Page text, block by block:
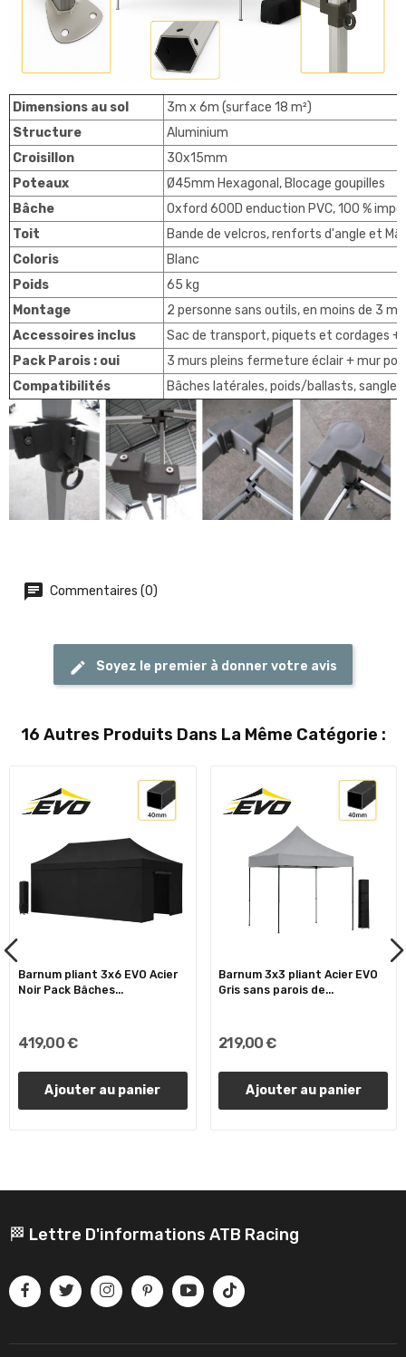
Dimensions au sol
3m x 6m (surface 18 m²)
Structure
Aluminium
Croisillon
30x15mm
Poteaux
Ø45mm Hexagonal, Blocage goupilles
Bâche
Oxford 600D enduction PVC, 100 %
Toit
Bande de velcros, renforts d'angle et
Coloris
Blanc
Poids
65 kg
Montage
2 personne sans outils, en moins de 3
Accessoires inclus
Sac de transport, piquets et cordages +
Pack Parois : oui
3 murs pleins fermeture éclair + mur
Compatibilités
Bâches latérales, poids/ballasts,
Commentaires (0)
Soyez le premier à donner votre avis
16 Autres Produits Dans La Même Catégorie :
Barnum pliant 3x6 EVO Acier
Noir Pack Bâches...
419,00 €
Ajouter au panier
Barnum 3x3 pliant Acier EVO
Gris sans parois de...
219,00 €
Ajouter au panier
🏁 Lettre D'informations ATB Racing